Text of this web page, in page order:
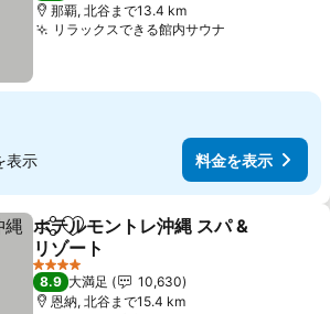
那覇, 北谷まで13.4 km
リラックスできる館内サウナ
表示 料金を表示
シェアお気に入りに追加
ホテルモントレ沖縄 スパ &
リゾート
料金を表示
4 ホテルのランク
8.9 大満足
10,630
恩納, 北谷まで15.4 km